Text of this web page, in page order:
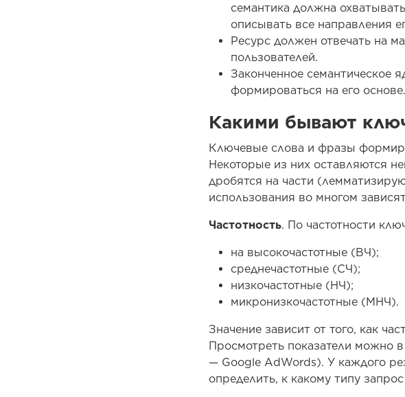
семантика должна
описывать все направления
Ресурс должен отвечать на
пользователей.
Законченное семантическое
формироваться на его основе.
Какими бывают
Ключевые слова и фразы
Некоторые из них оставляются
дробятся на части
использования во многом
Частотность. По частотности
на высокочастотные (ВЧ);
среднечастотные (СЧ);
низкочастотные (НЧ);
микронизкочастотные (МНЧ).
Значение зависит от того, как
Просмотреть показатели можно
— Google AdWords). У каждого
определить, к какому типу